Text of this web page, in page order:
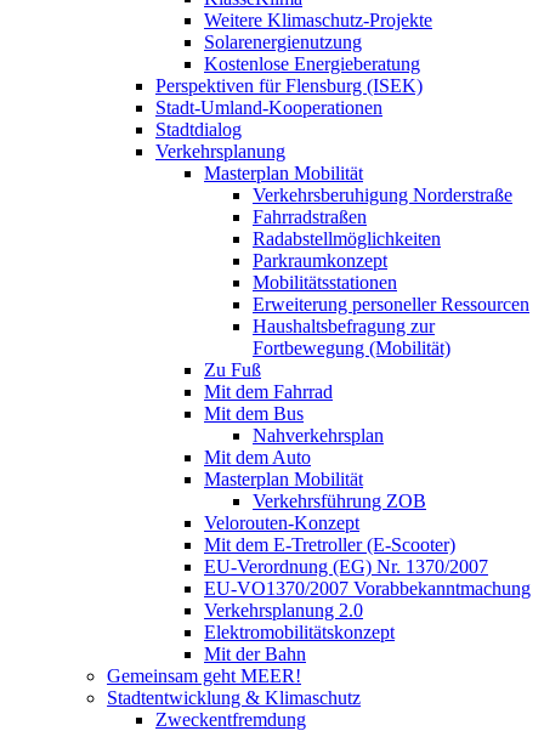
Weitere Klimaschutz-Projekte
Solarenergienutzung
Kostenlose Energieberatung
Perspektiven für Flensburg (ISEK)
Stadt-Umland-Kooperationen
Stadtdialog
Verkehrsplanung
Masterplan Mobilität
Verkehrsberuhigung Norderstraße
Fahrradstraßen
Radabstellmöglichkeiten
Parkraumkonzept
Mobilitätsstationen
Erweiterung personeller Ressourcen
Haushaltsbefragung zur
Fortbewegung (Mobilität)
Zu Fuß
Mit dem Fahrrad
Mit dem Bus
Nahverkehrsplan
Mit dem Auto
Masterplan Mobilität
Verkehrsführung ZOB
Velorouten-Konzept
Mit dem E-Tretroller (E-Scooter)
EU-Verordnung (EG) Nr. 1370/2007
EU-VO1370/2007 Vorabbekanntmachung
Verkehrsplanung 2.0
Elektromobilitätskonzept
Mit der Bahn
Gemeinsam geht MEER!
Stadtentwicklung & Klimaschutz
Zweckentfremdung